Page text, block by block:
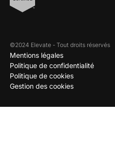
©2024 Elevate - Tout droits réservés
Mentions légales
Politique de confidentialité
Politique de cookies
Gestion des cookies